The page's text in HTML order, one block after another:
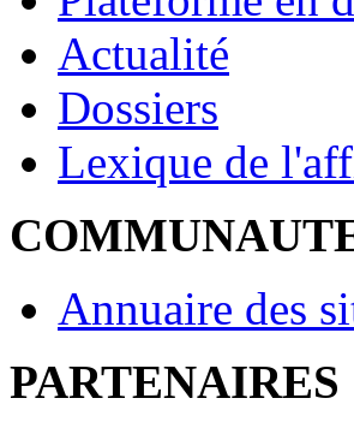
Actualité
Dossiers
Lexique de
Annuaire des
PARTENAIRES